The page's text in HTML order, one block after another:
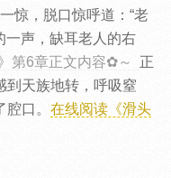
惊，脱口惊呼道：“老
一声，缺耳老人的右
第6章正文内容✿～
正
到天族地转，呼吸窒
口。 在线阅读《滑头